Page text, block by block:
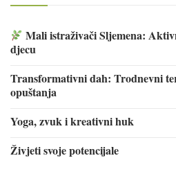
Mali istraživači Sljemena:
djecu
Transformativni dah: Trodnevni
opuštanja
Yoga, zvuk i kreativni huk
Živjeti svoje potencijale